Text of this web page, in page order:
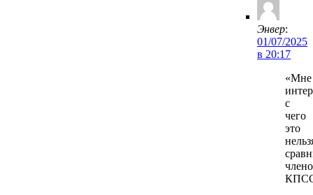
Энвер:
01/07/2025
в 20:17
«Мне
с
чего
это